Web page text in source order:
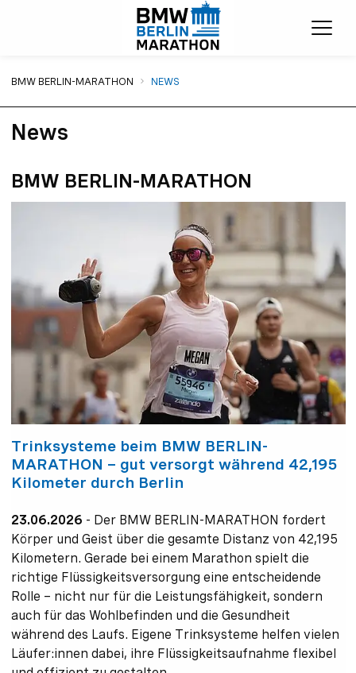
BMW BERLIN-MARATHON NEWS
News
BMW BERLIN-MARATHON
Trinksysteme beim BMW BERLIN-
MARATHON – gut versorgt während 42,195
Kilometer durch Berlin
23.06.2026 - Der BMW BERLIN-MARATHON fordert
Körper und Geist über die gesamte Distanz von 42,195
Kilometern. Gerade bei einem Marathon spielt die
richtige Flüssigkeitsversorgung eine entscheidende
Rolle – nicht nur für die Leistungsfähigkeit, sondern
auch für das Wohlbefinden und die Gesundheit
während des Laufs. Eigene Trinksysteme helfen vielen
Läufer:innen dabei, ihre Flüssigkeitsaufnahme flexibel